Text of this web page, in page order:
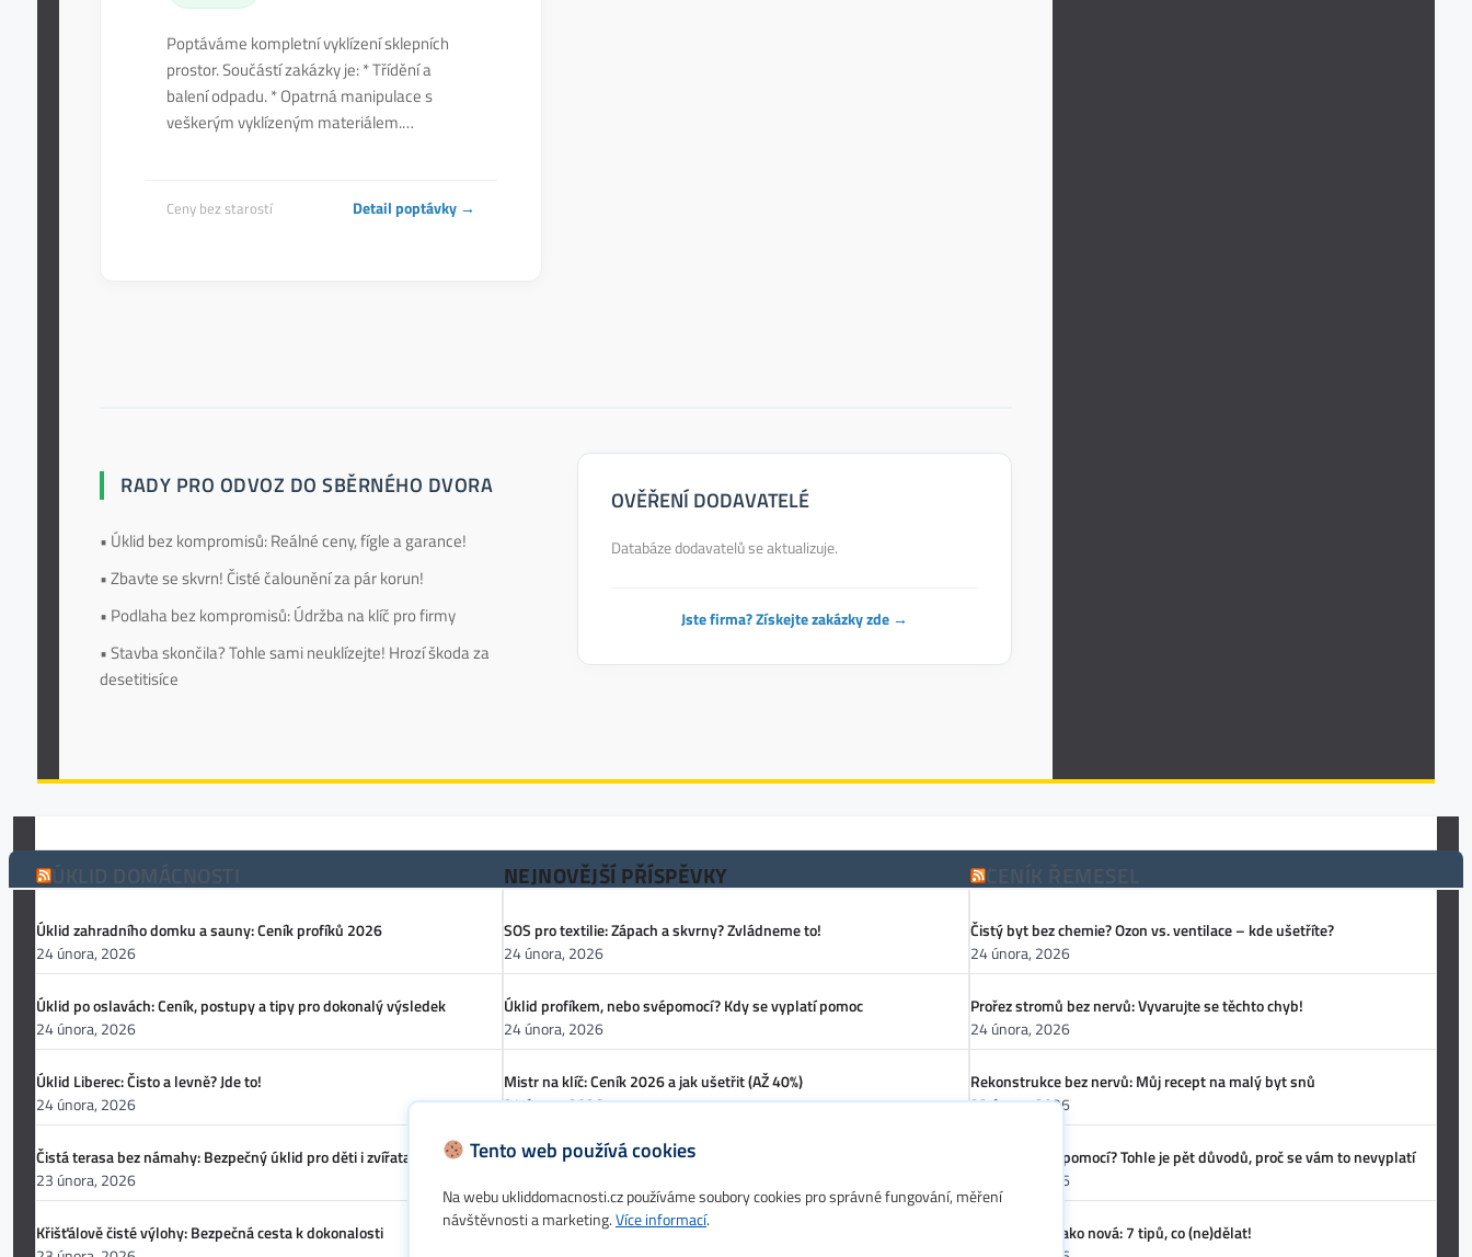
Poptáváme kompletní vyklízení sklepních
prostor. Součástí zakázky je: * Třídění a
balení odpadu. * Opatrná manipulace s
veškerým vyklízeným materiálem.…
Ceny bez starostí Detail poptávky →
RADY PRO ODVOZ DO SBĚRNÉHO DVORA
• Úklid bez kompromisů: Reálné ceny, fígle a garance!
• Zbavte se skvrn! Čisté čalounění za pár korun!
• Podlaha bez kompromisů: Údržba na klíč pro firmy
• Stavba skončila? Tohle sami neuklízejte! Hrozí škoda za
desetitisíce
OVĚŘENÍ DODAVATELÉ
Databáze dodavatelů se aktualizuje.
Jste firma? Získejte zakázky zde →
ÚKLID DOMÁCNOSTI
Úklid zahradního domku a sauny: Ceník profíků 2026
24 února, 2026
Úklid po oslavách: Ceník, postupy a tipy pro dokonalý výsledek
24 února, 2026
Úklid Liberec: Čisto a levně? Jde to!
24 února, 2026
Čistá terasa bez námahy: Bezpečný úklid pro děti i zvířata
23 února, 2026
Křišťálově čisté výlohy: Bezpečná cesta k dokonalosti
NEJNOVĚJŠÍ PŘÍSPĚVKY
SOS pro textilie: Zápach a skvrny? Zvládneme to!
24 února, 2026
Úklid profíkem, nebo svépomocí? Kdy se vyplatí pomoc
24 února, 2026
Mistr na klíč: Ceník 2026 a jak ušetřit (AŽ 40%)
24 února, 2026
Lesklá podlaha bez starostí: Voskování strojem se vyplatí!
Společné prostory bez starostí: Jak ušetřit na úklidu?
CENÍK ŘEMESEL
Čistý byt bez chemie? Ozon vs. ventilace – kde ušetříte?
24 února, 2026
Prořez stromů bez nervů: Vyvarujte se těchto chyb!
24 února, 2026
Rekonstrukce bez nervů: Můj recept na malý byt snů
23 února, 2026
Stěhování svépomocí? Tohle je pět důvodů, proč se vám to nevyplatí
23 února, 2026
Autosedačka jako nová: 7 tipů, co (ne)dělat!
Tento web používá cookies
Na webu ukliddomacnosti.cz používáme soubory cookies pro správné fungování, měření
návštěvnosti a marketing.Více informací.